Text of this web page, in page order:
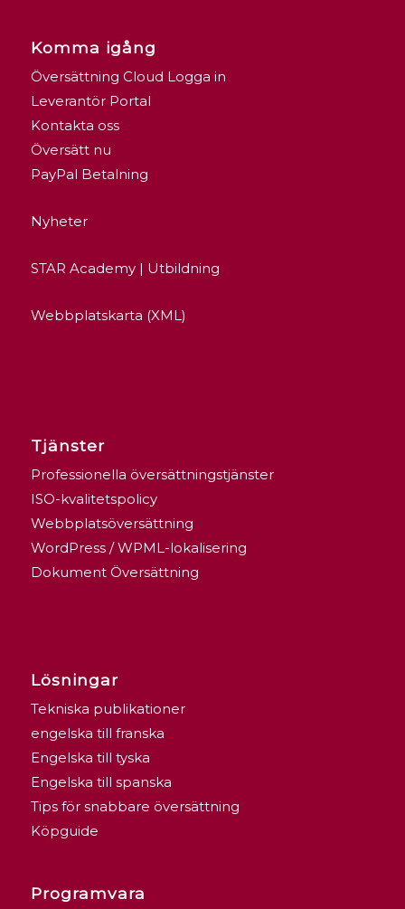
Komma igång
Översättning Cloud Logga in
Leverantör Portal
Kontakta oss
Översätt nu
PayPal Betalning
Nyheter
STAR Academy | Utbildning
Webbplatskarta (XML)
Tjänster
Professionella översättningstjänster
ISO-kvalitetspolicy
Webbplatsöversättning
WordPress / WPML-lokalisering
Dokument Översättning
Lösningar
Tekniska publikationer
engelska till franska
Engelska till tyska
Engelska till spanska
Tips för snabbare översättning
Köpguide
Programvara